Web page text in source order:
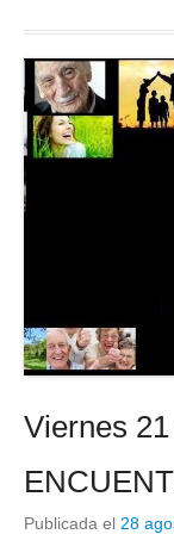
Viernes
Publicada el 28